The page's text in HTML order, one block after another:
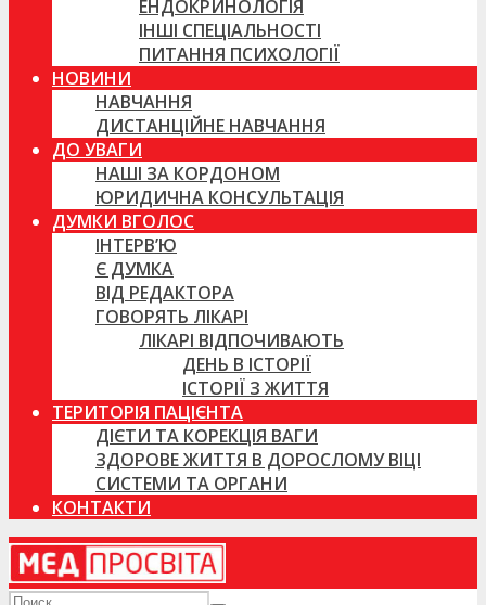
ЕНДОКРИНОЛОГІЯ
ІНШІ СПЕЦІАЛЬНОСТІ
ПИТАННЯ ПСИХОЛОГІЇ
НОВИНИ
НАВЧАННЯ
ДИСТАНЦІЙНЕ НАВЧАННЯ
ДО УВАГИ
НАШІ ЗА КОРДОНОМ
ЮРИДИЧНА КОНСУЛЬТАЦІЯ
ДУМКИ ВГОЛОС
ІНТЕРВ’Ю
Є ДУМКА
ВІД РЕДАКТОРА
ГОВОРЯТЬ ЛІКАРІ
ЛІКАРІ ВІДПОЧИВАЮТЬ
ДЕНЬ В ІСТОРІЇ
ІСТОРІЇ З ЖИТТЯ
ТЕРИТОРІЯ ПАЦІЄНТА
ДІЄТИ ТА КОРЕКЦІЯ ВАГИ
ЗДОРОВЕ ЖИТТЯ В ДОРОСЛОМУ ВІЦІ
СИСТЕМИ ТА ОРГАНИ
КОНТАКТИ